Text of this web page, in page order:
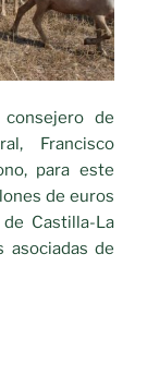
de
Francisco
para este
de euros
Castilla-La
asociadas de